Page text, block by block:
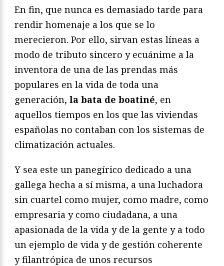
En fin, que nunca es demasiado tarde para
rendir homenaje a los que se lo
merecieron. Por ello, sirvan estas líneas a
modo de tributo sincero y ecuánime a la
inventora de una de las prendas más
populares en la vida de toda una
generación, la bata de boatiné, en
aquellos tiempos en los que las viviendas
españolas no contaban con los sistemas de
climatización actuales.
Y sea este un panegírico dedicado a una
gallega hecha a sí misma, a una luchadora
sin cuartel como mujer, como madre, como
empresaria y como ciudadana, a una
apasionada de la vida y de la gente y a todo
un ejemplo de vida y de gestión coherente
y filantrópica de unos recursos